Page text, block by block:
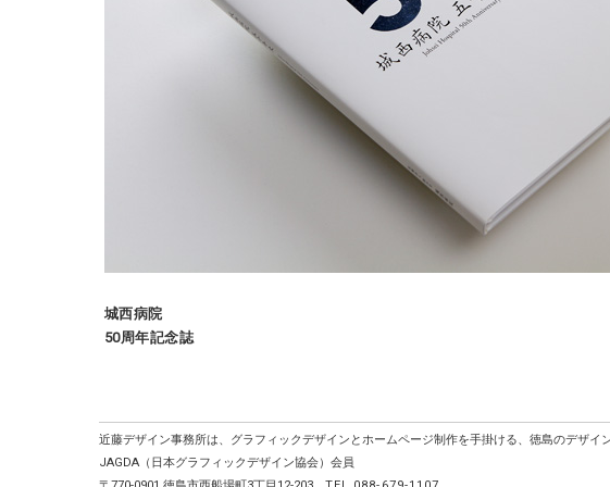
城西病院
50周年記念誌
近藤デザイン事務所は、グラフィックデザインとホームページ制作を手掛ける、徳島のデザイ
JAGDA（日本グラフィックデザイン協会）会員